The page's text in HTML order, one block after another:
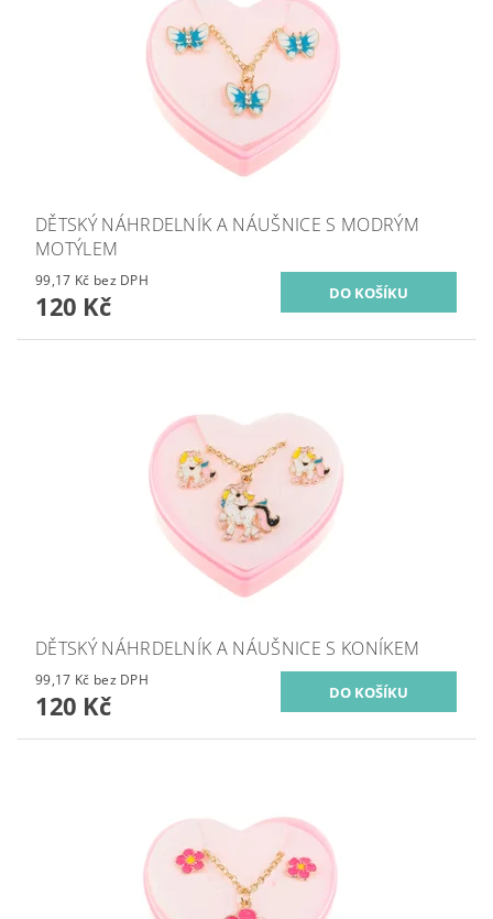
DĚTSKÝ NÁHRDELNÍK A NÁUŠNICE S MODRÝM
MOTÝLEM
99,17 Kč bez DPH
120 Kč
DĚTSKÝ NÁHRDELNÍK A NÁUŠNICE S KONÍKEM
99,17 Kč bez DPH
120 Kč